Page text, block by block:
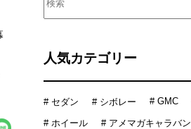
人気カテゴリー
# セダン # シボレー # GMC
# ホイール # アメマガキャラバン